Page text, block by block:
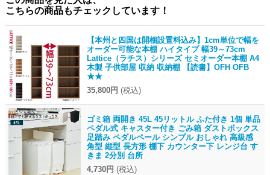
こちらの商品もチェックしています！
【本州と四国は開梱設置料込み】1cm単位で幅を
オーダー可能な本棚 ハイタイプ 幅39～73cm
Lattice（ラチス）シリーズ セミオーダー本棚 A4
木製 子供部屋 収納 収納棚 【読書】OFH OFB
★★
35,800円 (税込)
ゴミ箱 両開き 45L 45リットル ふた付き 1個 単品
ペダル式 キャスター付き ごみ箱 ダストボックス
足踏み ペダルペール シンプル おしゃれ 高級感
角型 縦型 長方形 棚下 カウンター下 レンジ台 す
きま 2分別 台所
4,730円 (税込)